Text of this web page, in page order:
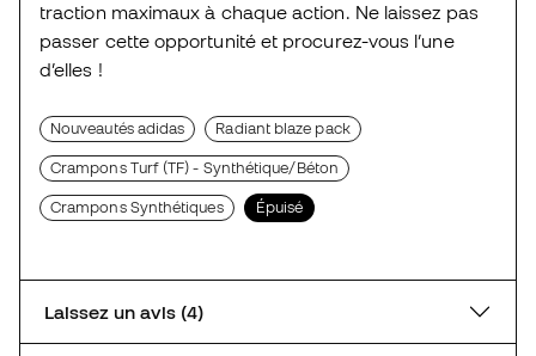
traction maximaux à chaque action. Ne laissez pas
passer cette opportunité et procurez-vous l’une
d’elles !
Nouveautés adidas Radiant blaze pack
Crampons Turf (TF) - Synthétique/Béton
Crampons Synthétiques Épuisé
Laissez un avis (4)